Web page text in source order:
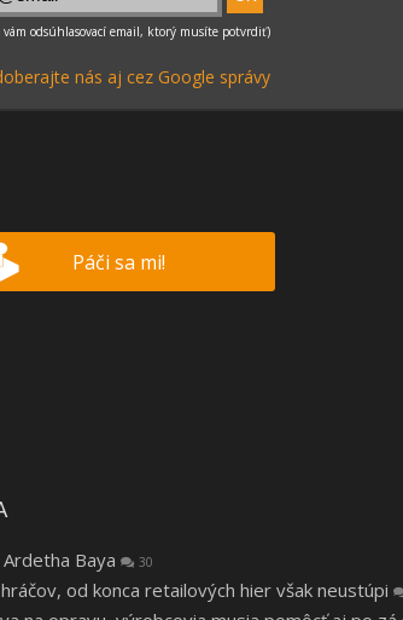
nás aj cez Google správy
Páči sa mi!
Baya 30
od konca retailových hier však neustúpi